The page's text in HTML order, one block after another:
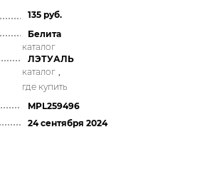
135 руб.
Белита
каталог
ЛЭТУАЛЬ
каталог ,
где купить
MPL259496
24 сентября 2024